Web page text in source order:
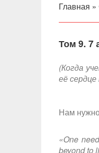
Главная »
Том 9. 7
(Когда
её
Нам
«One
beyond to